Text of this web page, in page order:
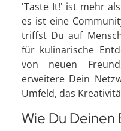
'Taste It!' ist mehr
es ist eine
triffst Du auf
für kulinarische
von neuen
erweitere Dein
Umfeld, das
Wie Du Deinen